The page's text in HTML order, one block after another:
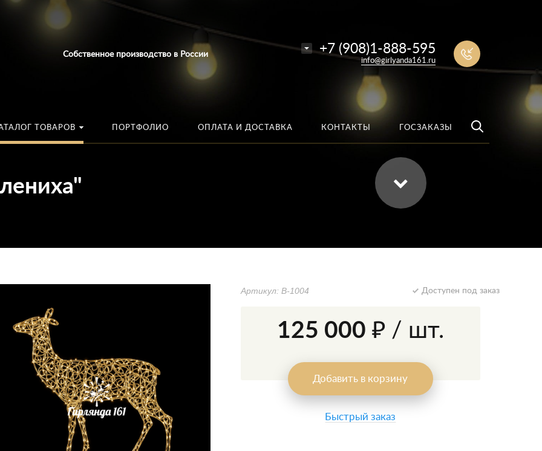
Собственное производство в России +7 (908)1-888-595
info@girlyanda161.ru
ТОВАРОВ ПОРТФОЛИО ОПЛАТА И ДОСТАВКА КОНТАКТЫ ГОСЗАКАЗЫ
Артикул: В-1004 Доступен под заказ
125 000 ₽/ шт.
Добавить в корзину
Быстрый заказ